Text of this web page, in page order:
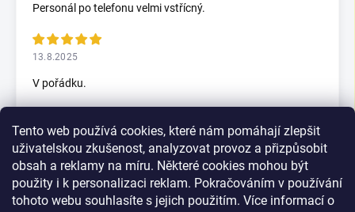
Tento web používá cookies, které nám pomáhají zlepšit
uživatelskou zkušenost, analyzovat provoz a přizpůsobit
obsah a reklamy na míru. Některé cookies mohou být
použity i k personalizaci reklam. Pokračováním v používání
tohoto webu souhlasíte s jejich použitím. Více informací o
Personál po telefonu velmi vstřícný.
13.8.2025
V pořádku.
5.7.2025
Skvělý rychlax